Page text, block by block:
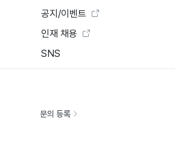
공지/이벤트
인재 채용
SNS
문의 등록